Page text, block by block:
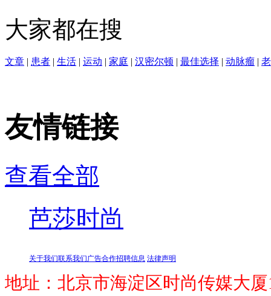
大家都在搜
文章 | 患者 | 生活 | 运动 | 家庭 | 汉密尔顿 | 最佳选择 | 动脉瘤 |
友情链接
查看全部
芭莎时尚
关于我们联系我们广告合作招聘信息 法律声明
地址：北京市海淀区时尚传媒大厦